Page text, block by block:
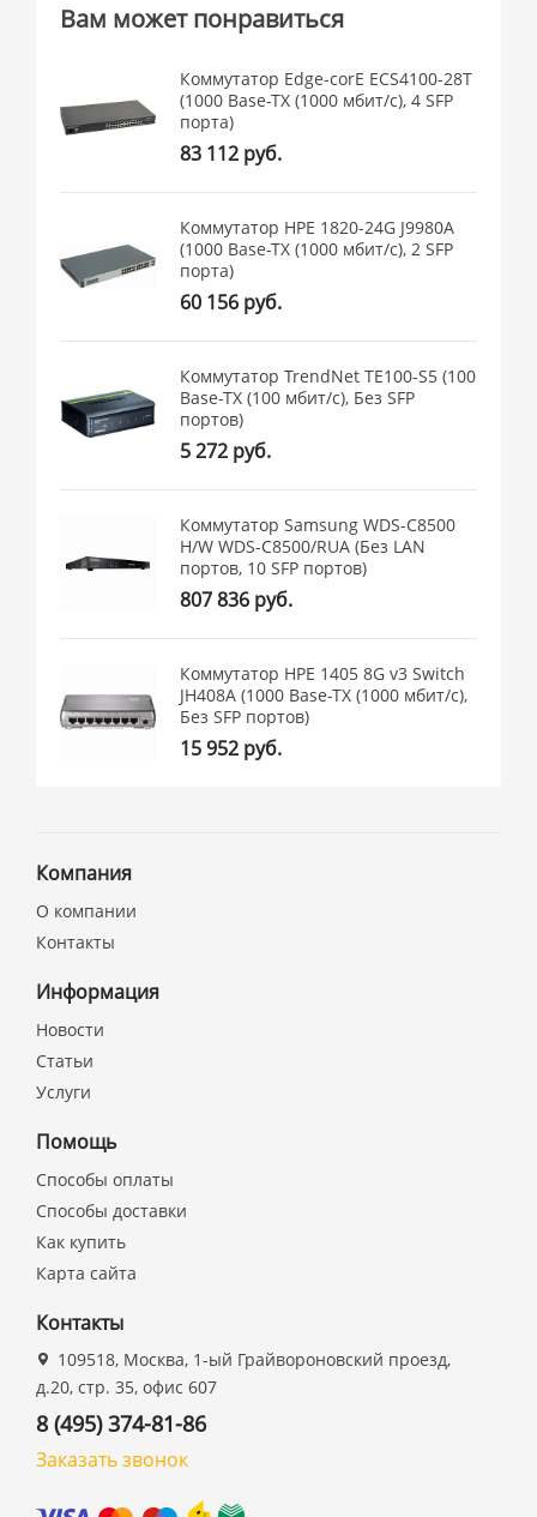
Вам может понравиться
Коммутатор Edge-corE ECS4100-28T
(1000 Base-TX (1000 мбит/с), 4 SFP
порта)
83 112 руб.
Коммутатор HPE 1820-24G J9980A
(1000 Base-TX (1000 мбит/с), 2 SFP
порта)
60 156 руб.
Коммутатор TrendNet TE100-S5 (100
Base-TX (100 мбит/с), Без SFP
портов)
5 272 руб.
Коммутатор Samsung WDS-C8500
H/W WDS-C8500/RUA (Без LAN
портов, 10 SFP портов)
807 836 руб.
Коммутатор HPE 1405 8G v3 Switch
JH408A (1000 Base-TX (1000 мбит/с),
Без SFP портов)
15 952 руб.
Компания
О компании
Контакты
Информация
Новости
Статьи
Услуги
Помощь
Способы оплаты
Способы доставки
Как купить
Карта сайта
Контакты
109518, Москва, 1-ый Грайвороновский проезд,
д.20, стр. 35, офис 607
8 (495) 374-81-86
Заказать звонок